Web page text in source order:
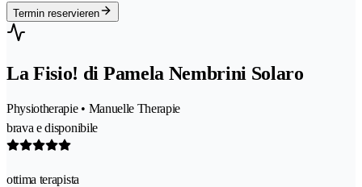
Termin reservieren
La Fisio! di Pamela Nembrini Solaro
Physiotherapie • Manuelle Therapie
brava e disponibile
ottima terapista